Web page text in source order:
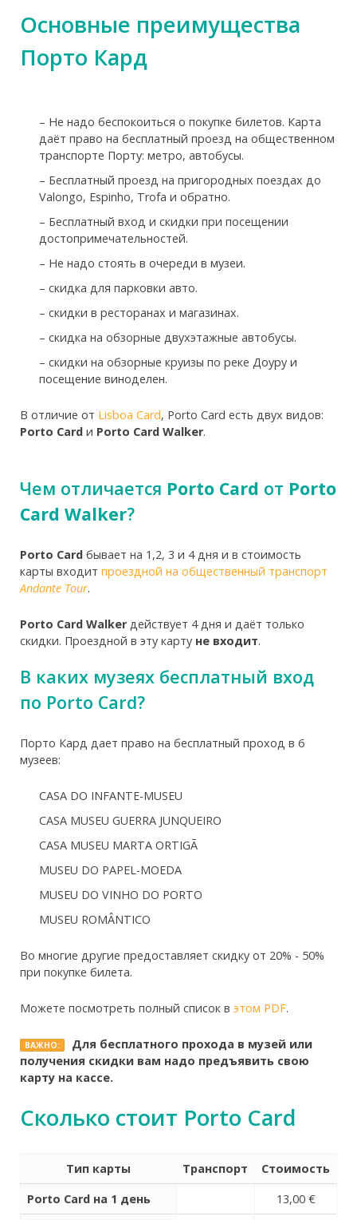
Основные преимущества
Порто Кард
– Не надо беспокоиться о покупке билетов. Карта
даёт право на бесплатный проезд на общественном
транспорте Порту: метро, автобусы.
– Бесплатный проезд на пригородных поездах до
Valongo, Espinho, Trofa и обратно.
– Бесплатный вход и скидки при посещении
достопримечательностей.
– Не надо стоять в очереди в музеи.
– скидка для парковки авто.
– скидки в ресторанах и магазинах.
– скидка на обзорные двухэтажные автобусы.
– скидки на обзорные круизы по реке Доуру и
посещение виноделен.
В отличие от Lisboa Card, Porto Card есть двух видов:
Porto Card и Porto Card Walker.
Чем отличается Porto Card от Porto
Card Walker?
Porto Card бывает на 1,2, 3 и 4 дня и в стоимость
карты входит проездной на общественный транспорт
Andante Tour.
Porto Card Walker действует 4 дня и даёт только
скидки. Проездной в эту карту не входит.
В каких музеях бесплатный вход
по Porto Card?
Порто Кард дает право на бесплатный проход в 6
музеев:
CASA DO INFANTE-MUSEU
CASA MUSEU GUERRA JUNQUEIRO
CASA MUSEU MARTA ORTIGÃ
MUSEU DO PAPEL-MOEDA
MUSEU DO VINHO DO PORTO
MUSEU ROMÂNTICO
Во многие другие предоставляет скидку от 20% - 50%
при покупке билета.
Можете посмотреть полный список в этом PDF.
ВАЖНО:
Для бесплатного прохода в музей или
получения скидки вам надо предъявить свою
карту на кассе.
Сколько стоит Porto Card
Тип карты Транспорт
Стоимость
Porto Card на 1 день
13,00 €